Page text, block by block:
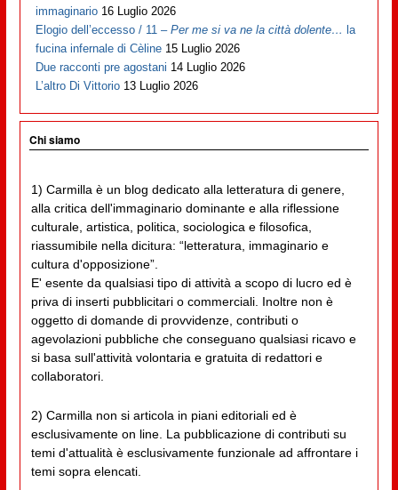
immaginario 16 Luglio 2026
Elogio dell’eccesso / 11 –Per me si va ne la città dolente… la
fucina infernale di Cèline 15 Luglio 2026
Due racconti pre agostani 14 Luglio 2026
L’altro Di Vittorio 13 Luglio 2026
Chi siamo
1) Carmilla è un blog dedicato alla letteratura di genere,
alla critica dell'immaginario dominante e alla riflessione
culturale, artistica, politica, sociologica e filosofica,
riassumibile nella dicitura: “letteratura, immaginario e
cultura d'opposizione”.
E' esente da qualsiasi tipo di attività a scopo di lucro ed è
priva di inserti pubblicitari o commerciali. Inoltre non è
oggetto di domande di provvidenze, contributi o
agevolazioni pubbliche che conseguano qualsiasi ricavo e
si basa sull'attività volontaria e gratuita di redattori e
collaboratori.
2) Carmilla non si articola in piani editoriali ed è
esclusivamente on line. La pubblicazione di contributi su
temi d'attualità è esclusivamente funzionale ad affrontare i
temi sopra elencati.